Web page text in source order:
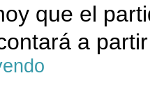
que el
a